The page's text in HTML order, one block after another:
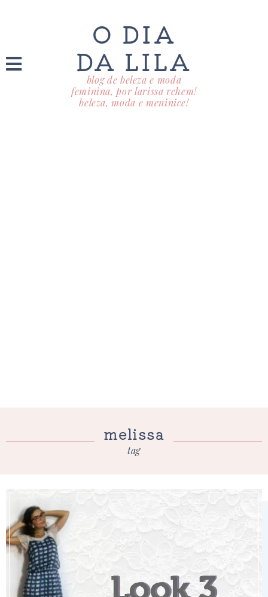
O DIA
DA LILA
blog de beleza e moda
feminina, por larissa rehem!
beleza, moda e meninice!
melissa
tag